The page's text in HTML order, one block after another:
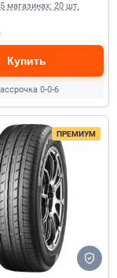
магазинах: 20 шт.
Купить
0-0-6
ПРЕМИУМ